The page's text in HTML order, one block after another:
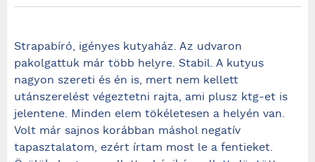
Strapabíró, igényes kutyaház. Az udvaron
pakolgattuk már több helyre. Stabil. A kutyus
nagyon szereti és én is, mert nem kellett
utánszerelést végeztetni rajta, ami plusz ktg-et is
jelentene. Minden elem tökéletesen a helyén van.
Volt már sajnos korábban máshol negatív
tapasztalatom, ezért írtam most le a fentieket.